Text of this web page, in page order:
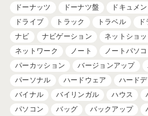
ドーナッツ
ドーナツ盤 ドキュメン
ドライブ
トラック トラベル
ナビ
ナビゲーション
ネットショ
ネットワーク
ノート
ノートパソ
パーカッション
バージョンアップ
パーソナル
ハードウェア
ハード
バイナル
バイリンガル ハウス
パソコン
バッグ バックアップ